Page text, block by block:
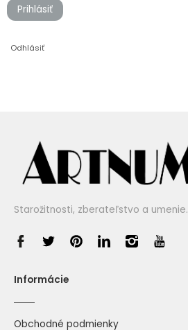
Prihlásiť
Odhlásiť
Starožitnosti, zberateľstvo a umenie.
Informácie
Obchodné podmienky